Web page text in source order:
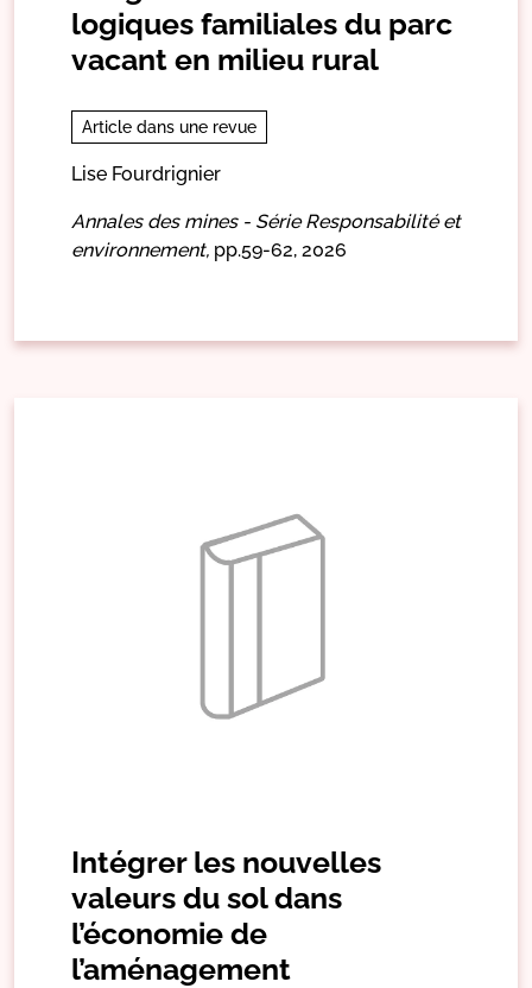
logiques familiales du parc
vacant en milieu rural
Article dans une revue
Lise Fourdrignier
Annales des mines - Série Responsabilité et
environnement, pp.59-62, 2026
Intégrer les nouvelles
valeurs du sol dans
l’économie de
l’aménagement